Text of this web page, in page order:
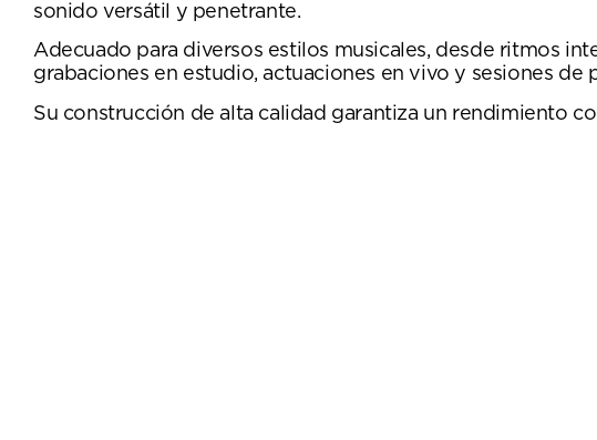
sonido versátil y penetrante.
Adecuado para diversos estilos musicales, desde ritmos
grabaciones en estudio, actuaciones en vivo y sesiones
Su construcción de alta calidad garantiza un rendimiento